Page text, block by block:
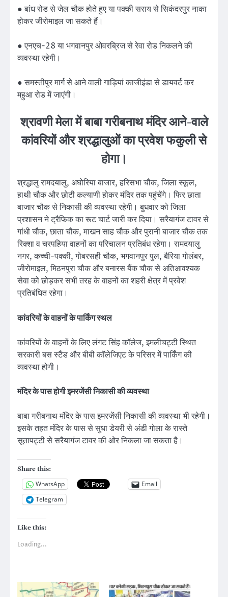
● बांध रोड से जेल चौक होते हुए या पक्की सराय से सिकंदरपुर नाका
होकर जीरोमाइल जा सकते हैं।
● एनएच-28 या भगवानपुर ओवरब्रिज से रेवा रोड निकलने की
व्यवस्था रहेगी।
● समस्तीपुर मार्ग से आने वाली गाड़ियां काजीइंडा से डायवर्ट कर
महुआ रोड में जाएंगी।
श्रावणी मेला में बाबा गरीबनाथ मंदिर आने-वाले
कांवरियों और श्रद्धालुओं का प्रवेश फकुली से
होगा।
श्रद्धालु रामदयालु, अघोरिया बाजार, हरिसभा चौक, जिला स्कूल,
हाथी चौक और छोटी कल्याणी होकर मंदिर तक पहुंचेंगे। फिर छाता
बाजार चौक से निकासी की व्यवस्था रहेगी। बुधवार को जिला
प्रशासन ने ट्रैफिक का रूट चार्ट जारी कर दिया। सरैयागंज टावर से
गांधी चौक, छाता चौक, माखन साह चौक और पुरानी बाजार चौक तक
रिक्शा व चरपहिया वाहनों का परिचालन प्रतिबंध रहेगा। रामदयालु
नगर, कच्ची-पक्की, गोबरसही चौक, भगवानपुर पुल, बैरिया गोलंबर,
जीरोमाइल, मिठनपुरा चौक और बनारस बैंक चौक से अतिआवश्यक
सेवा को छोड़कर सभी तरह के वाहनों का शहरी क्षेत्र में प्रवेश
प्रतिबंधित रहेगा।
कांवरियों के वाहनों के पार्किंग स्थल
कांवरियों के वाहनों के लिए लंगट सिंह कॉलेज, इमलीचट्टी स्थित
सरकारी बस स्टैंड और बीबी कॉलेजिएट के परिसर में पार्किंग की
व्यवस्था होगी।
मंदिर के पास होगी इमरजेंसी निकासी की व्यवस्था
बाबा गरीबनाथ मंदिर के पास इमरजेंसी निकासी की व्यवस्था भी रहेगी।
इसके तहत मंदिर के पास से सुधा डेयरी से अंडी गोला के रास्ते
सूतापट्टी से सरैयागंज टावर की ओर निकला जा सकता है।
Share this:
WhatsApp
Email
Telegram
Like this:
Loading...